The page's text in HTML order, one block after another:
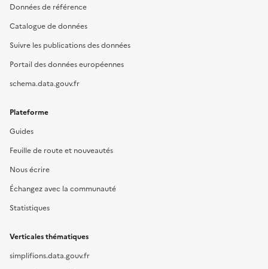
Données de référence
Catalogue de données
Suivre les publications des données
Portail des données européennes
schema.data.gouv.fr
Plateforme
Guides
Feuille de route et nouveautés
Nous écrire
Échangez avec la communauté
Statistiques
Verticales thématiques
simplifions.data.gouv.fr